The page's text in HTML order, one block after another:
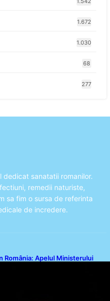
1.672
1.030
68
277
sanatatii romanilor.
remedii naturiste,
sa fim o sursa de referinta
de incredere.
România: Apelul Ministerului